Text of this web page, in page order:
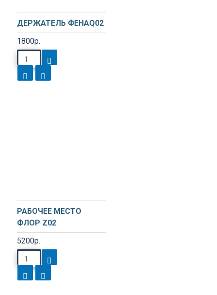
ДЕРЖАТЕЛЬ ФЕНАQ02
1800р.
РАБОЧЕЕ МЕСТО
ФЛОР Z02
5200р.